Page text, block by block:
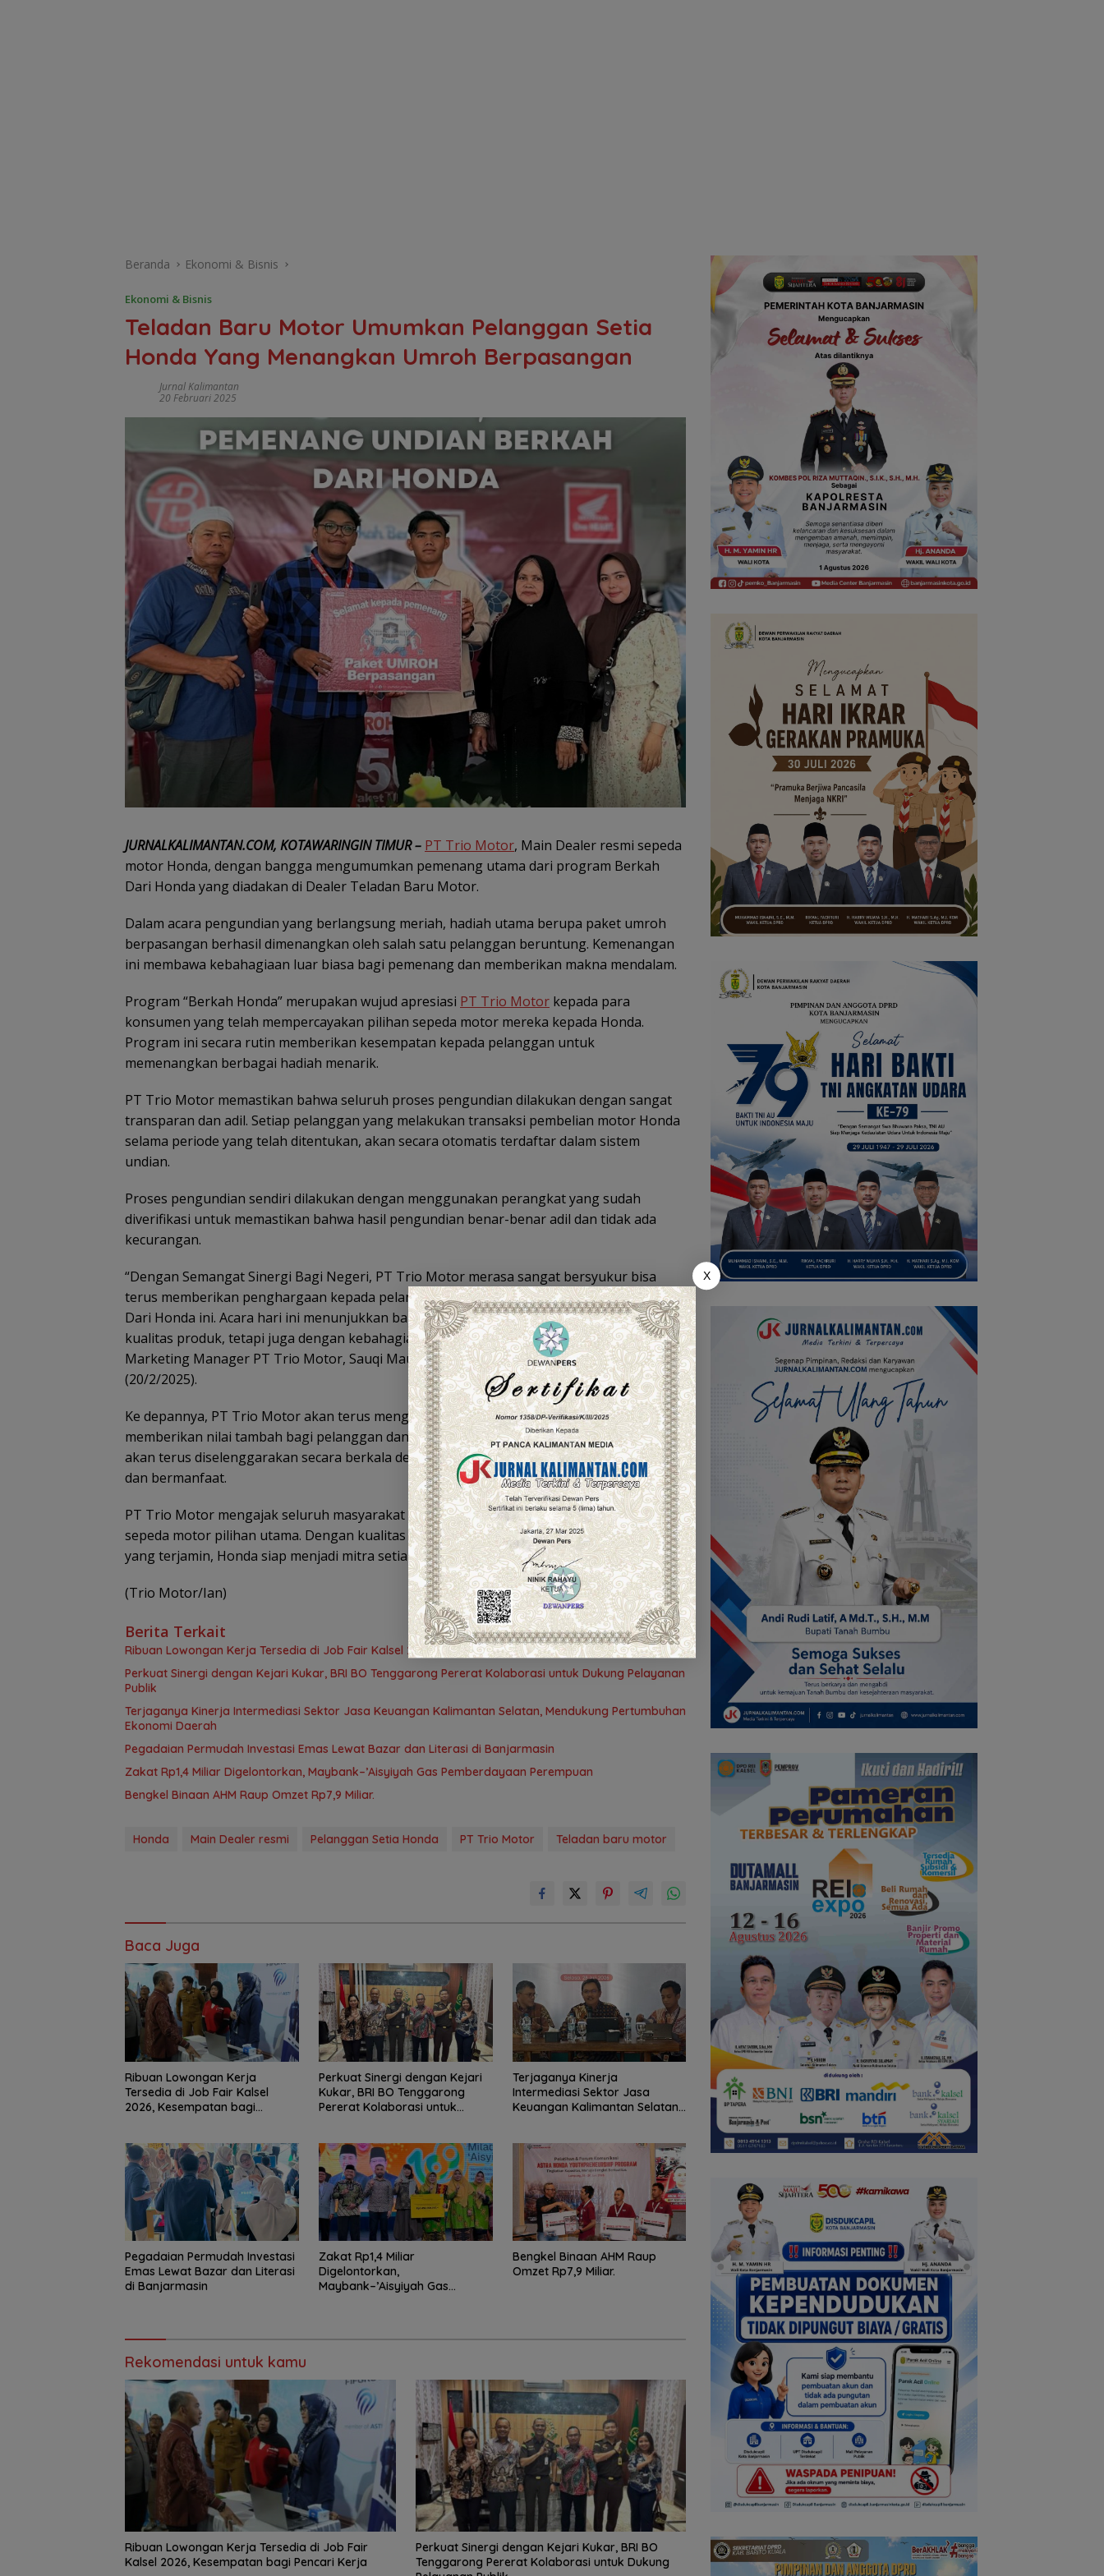
Beranda Ekonomi & Bisnis
Ekonomi & Bisnis
Teladan Baru Motor Umumkan Pelanggan Setia
Honda Yang Menangkan Umroh Berpasangan
Jurnal Kalimantan
20 Februari 2025
JURNALKALIMANTAN.COM, KOTAWARINGIN TIMUR – PT Trio Motor, Main Dealer resmi sepeda
motor Honda, dengan bangga mengumumkan pemenang utama dari program Berkah
Dari Honda yang diadakan di Dealer Teladan Baru Motor.
Dalam acara pengundian yang berlangsung meriah, hadiah utama berupa paket umroh
berpasangan berhasil dimenangkan oleh salah satu pelanggan beruntung. Kemenangan
ini membawa kebahagiaan luar biasa bagi pemenang dan memberikan makna mendalam.
Program “Berkah Honda” merupakan wujud apresiasi PT Trio Motor kepada para
konsumen yang telah mempercayakan pilihan sepeda motor mereka kepada Honda.
Program ini secara rutin memberikan kesempatan kepada pelanggan untuk
memenangkan berbagai hadiah menarik.
PT Trio Motor memastikan bahwa seluruh proses pengundian dilakukan dengan sangat
transparan dan adil. Setiap pelanggan yang melakukan transaksi pembelian motor Honda
selama periode yang telah ditentukan, akan secara otomatis terdaftar dalam sistem
undian.
Proses pengundian sendiri dilakukan dengan menggunakan perangkat yang sudah
diverifikasi untuk memastikan bahwa hasil pengundian benar-benar adil dan tidak ada
kecurangan.
“Dengan Semangat Sinergi Bagi Negeri, PT Trio Motor merasa sangat bersyukur bisa
terus memberikan penghargaan kepada pelanggan setia Honda melalui program Berkah
Dari Honda ini. Acara hari ini menunjukkan bahwa Honda tidak hanya peduli dengan
kualitas produk, tetapi juga dengan kebahagiaan dan kepuasan pelanggan,” ucap
Marketing Manager PT Trio Motor, Sauqi Maulana, melalui siaran persnya, Kamis
(20/2/2025).
Ke depannya, PT Trio Motor akan terus mengembangkan program-program yang
memberikan nilai tambah bagi pelanggan dan masyarakat. Program “Berkah Dari Honda”
akan terus diselenggarakan secara berkala dengan hadiah-hadiah yang semakin menarik
dan bermanfaat.
PT Trio Motor mengajak seluruh masyarakat untuk terus memilih Honda sebagai merek
sepeda motor pilihan utama. Dengan kualitas produk yang teruji dan pelayanan purna jual
yang terjamin, Honda siap menjadi mitra setia dalam setiap perjalanan para konsumen.
(Trio Motor/Ian)
Berita Terkait
Ribuan Lowongan Kerja Tersedia di Job Fair Kalsel 2026, Kesempatan bagi Pencari Kerja
Perkuat Sinergi dengan Kejari Kukar, BRI BO Tenggarong Pererat Kolaborasi untuk Dukung Pelayanan
Publik
Terjaganya Kinerja Intermediasi Sektor Jasa Keuangan Kalimantan Selatan, Mendukung Pertumbuhan
Ekonomi Daerah
Pegadaian Permudah Investasi Emas Lewat Bazar dan Literasi di Banjarmasin
Zakat Rp1,4 Miliar Digelontorkan, Maybank–’Aisyiyah Gas Pemberdayaan Perempuan
Bengkel Binaan AHM Raup Omzet Rp7,9 Miliar.
Honda Main Dealer resmi Pelanggan Setia Honda PT Trio Motor Teladan baru motor
Baca Juga
Ribuan Lowongan Kerja
Tersedia di Job Fair Kalsel
2026, Kesempatan bagi
Perkuat Sinergi dengan Kejari
Kukar, BRI BO Tenggarong
Pererat Kolaborasi untuk
Terjaganya Kinerja
Intermediasi Sektor Jasa
Keuangan Kalimantan Selatan,
Pegadaian Permudah Investasi
Emas Lewat Bazar dan Literasi
di Banjarmasin
Zakat Rp1,4 Miliar
Digelontorkan,
Maybank–’Aisyiyah Gas
Bengkel Binaan AHM Raup
Omzet Rp7,9 Miliar.
Rekomendasi untuk kamu
Ribuan Lowongan Kerja Tersedia di Job Fair
Kalsel 2026, Kesempatan bagi Pencari Kerja
Perkuat Sinergi dengan Kejari Kukar, BRI BO
Tenggarong Pererat Kolaborasi untuk Dukung
X